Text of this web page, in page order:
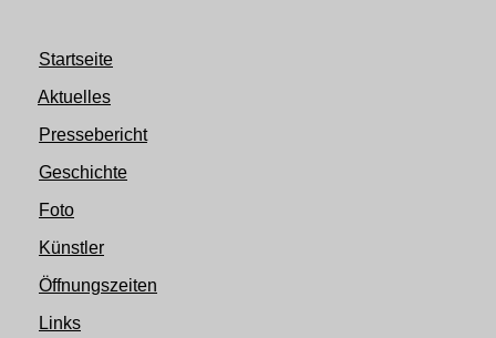
Startseite
Aktuelles
Pressebericht
Geschichte
Foto
Künstler
Öffnungszeiten
Links